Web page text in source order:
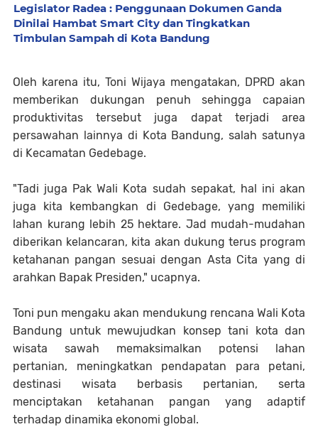
Legislator Radea : Penggunaan Dokumen Ganda
Dinilai Hambat Smart City dan Tingkatkan
Timbulan Sampah di Kota Bandung
Oleh karena itu, Toni Wijaya mengatakan, DPRD akan
memberikan dukungan penuh sehingga capaian
produktivitas tersebut juga dapat terjadi area
persawahan lainnya di Kota Bandung, salah satunya
di Kecamatan Gedebage.
"Tadi juga Pak Wali Kota sudah sepakat, hal ini akan
juga kita kembangkan di Gedebage, yang memiliki
lahan kurang lebih 25 hektare. Jad mudah-mudahan
diberikan kelancaran, kita akan dukung terus program
ketahanan pangan sesuai dengan Asta Cita yang di
arahkan Bapak Presiden," ucapnya.
Toni pun mengaku akan mendukung rencana Wali Kota
Bandung untuk mewujudkan konsep tani kota dan
wisata sawah memaksimalkan potensi lahan
pertanian, meningkatkan pendapatan para petani,
destinasi wisata berbasis pertanian, serta
menciptakan ketahanan pangan yang adaptif
terhadap dinamika ekonomi global.